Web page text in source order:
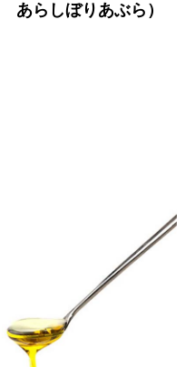
あらしぼりあぶら）